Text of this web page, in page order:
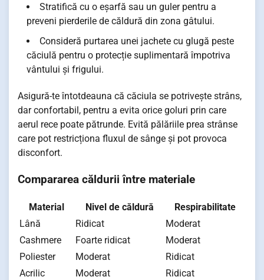
Stratifică cu o eșarfă sau un guler pentru a
preveni pierderile de căldură din zona gâtului.
Consideră purtarea unei jachete cu glugă peste
căciulă pentru o protecție suplimentară împotriva
vântului și frigului.
Asigură-te întotdeauna că căciula se potrivește strâns,
dar confortabil, pentru a evita orice goluri prin care
aerul rece poate pătrunde. Evită pălăriile prea strânse
care pot restricționa fluxul de sânge și pot provoca
disconfort.
Compararea căldurii între materiale
Material Nivel de căldură
Respirabilitate
Lână
Ridicat
Moderat
Cashmere
Foarte ridicat
Moderat
Poliester
Moderat
Ridicat
Acrilic
Moderat Ridicat